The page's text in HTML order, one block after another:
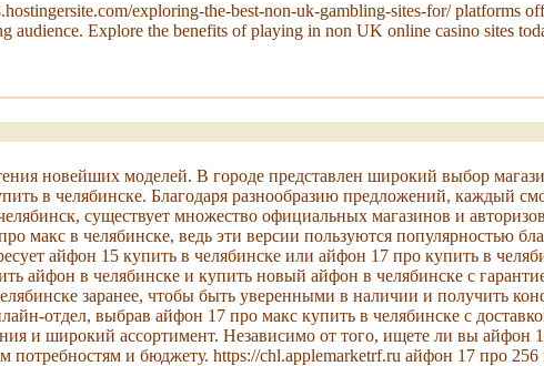
exploring-the-best-non-uk-gambling-sites-for/ platforms
audience. Explore the benefits of playing in non UK online casino sites
новейших моделей. В городе представлен широкий выбор
в челябинске. Благодаря разнообразию предложений, каждый
существует множество официальных магазинов и
макс в челябинске, ведь эти версии пользуются популярностью
айфон 15 купить в челябинске или айфон 17 про купить в
айфон в челябинске и купить новый айфон в челябинске с
заранее, чтобы быть уверенными в наличии и получить
отдел, выбрав айфон 17 про макс купить в челябинске с
и широкий ассортимент. Независимо от того, ищете ли вы
и бюджету. https://chl.applemarketrf.ru айфон 17 про 256